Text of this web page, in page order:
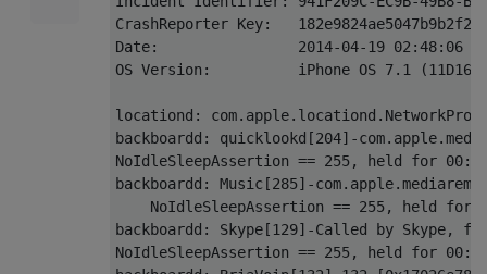
CrashReporter Key:
Date:                2014-04-19 02:48:06 -
OS Version:          iPhone OS 7.1
locationd:
backboardd: quicklookd[204]-
NoIdleSleepAssertion == 255, held for
backboardd: Music[285]-
NoIdleSleepAssertion == 255, held for
backboardd: Skype[129]-Called by Skype,
NoIdleSleepAssertion == 255, held for